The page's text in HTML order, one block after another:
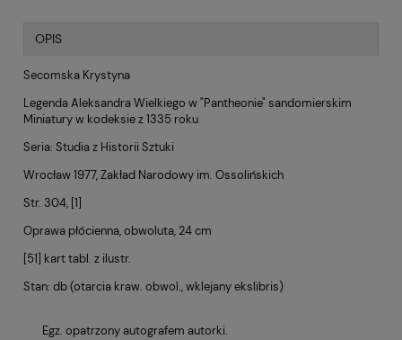
OPIS
Secomska Krystyna
Legenda Aleksandra Wielkiego w "Pantheonie" sandomierskim
Miniatury w kodeksie z 1335 roku
Seria: Studia z Historii Sztuki
Wrocław 1977, Zakład Narodowy im. Ossolińskich
Str. 304, [1]
Oprawa płócienna, obwoluta, 24 cm
[51] kart tabl. z ilustr.
Stan: db (otarcia kraw. obwol., wklejany ekslibris)
Egz. opatrzony autografem autorki.